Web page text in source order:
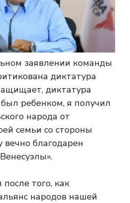
заявлении команды
диктатура
диктатура
был ребенком, я получил
народа от
семьи со стороны
вечно благодарен
того, как
народов нашей